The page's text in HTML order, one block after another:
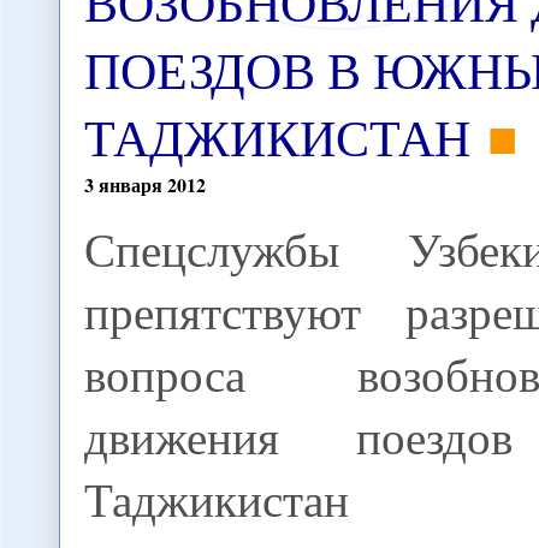
ПОЕЗДОВ В
ТАДЖИКИСТАН
3января2012
Спецслужбы
препятствуют
вопроса
движения
Таджикистан